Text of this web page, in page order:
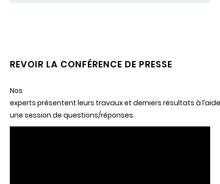
REVOIR LA CONFÉRENCE DE PRESSE
Nos
experts présentent leurs travaux et derniers résultats à
une session de questions/réponses.